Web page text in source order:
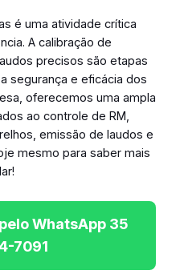
é uma atividade crítica
A calibração de
precisos são etapas
segurança e eficácia dos
oferecemos uma ampla
ao controle de RM,
emissão de laudos e
mesmo para saber mais
WhatsApp 35
7091